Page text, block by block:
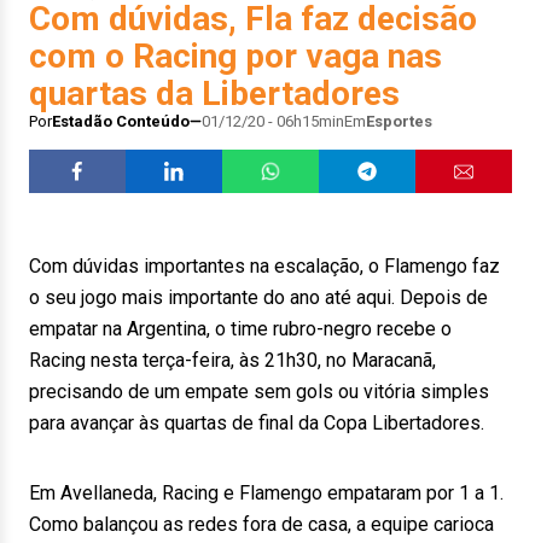
Com dúvidas, Fla faz decisão
com o Racing por vaga nas
quartas da Libertadores
PorEstadão Conteúdo 01/12/20 - 06h15minEmEsportes
Com dúvidas importantes na escalação, o Flamengo faz
o seu jogo mais importante do ano até aqui. Depois de
empatar na Argentina, o time rubro-negro recebe o
Racing nesta terça-feira, às 21h30, no Maracanã,
precisando de um empate sem gols ou vitória simples
para avançar às quartas de final da Copa Libertadores.
Em Avellaneda, Racing e Flamengo empataram por 1 a 1.
Como balançou as redes fora de casa, a equipe carioca